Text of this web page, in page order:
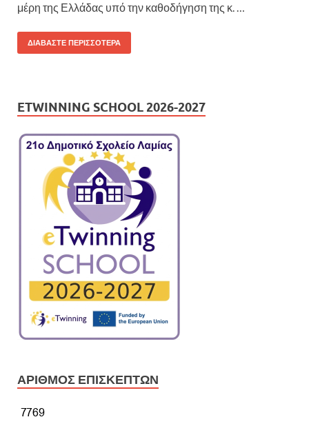
μέρη της Ελλάδας υπό την καθοδήγηση της κ. …
ΔΙΑΒΆΣΤΕ ΠΕΡΙΣΣΌΤΕΡΑ
ETWINNING SCHOOL 2026-2027
ΑΡΙΘΜΌΣ ΕΠΙΣΚΕΠΤΏΝ